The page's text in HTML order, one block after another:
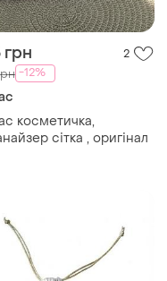
грн 2
-12%
косметичка,
сітка , оригінал